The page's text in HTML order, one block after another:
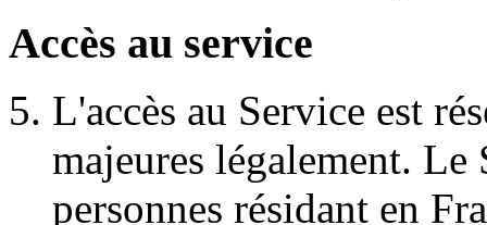
Accès au service
L'accès au Service est
majeures légalement. Le
personnes résidant en